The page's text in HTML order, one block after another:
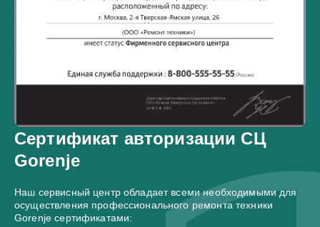
Сертификат авторизации СЦ
Gorenje
Наш сервисный центр обладает всеми необходимыми для
осуществления профессионального ремонта техники
Gorenje сертификатами: